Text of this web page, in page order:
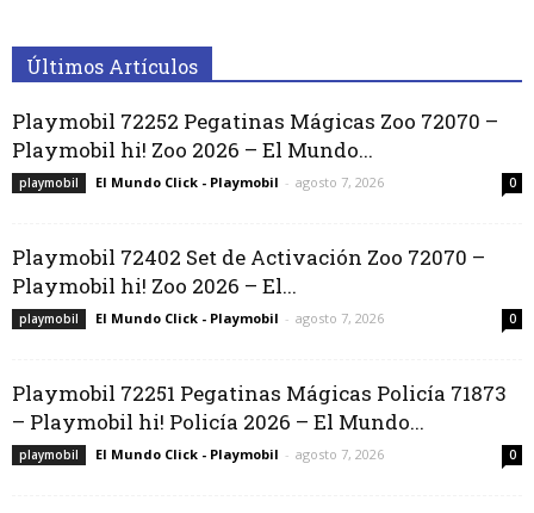
Últimos Artículos
Playmobil 72252 Pegatinas Mágicas Zoo 72070 –
Playmobil hi! Zoo 2026 – El Mundo...
playmobil El Mundo Click - Playmobil - agosto 7, 2026 0
Playmobil 72402 Set de Activación Zoo 72070 –
Playmobil hi! Zoo 2026 – El...
playmobil El Mundo Click - Playmobil - agosto 7, 2026 0
Playmobil 72251 Pegatinas Mágicas Policía 71873
– Playmobil hi! Policía 2026 – El Mundo...
playmobil El Mundo Click - Playmobil - agosto 7, 2026 0